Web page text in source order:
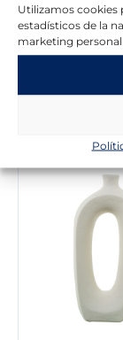
Utilizamos cookies
estadísticos de la
marketing